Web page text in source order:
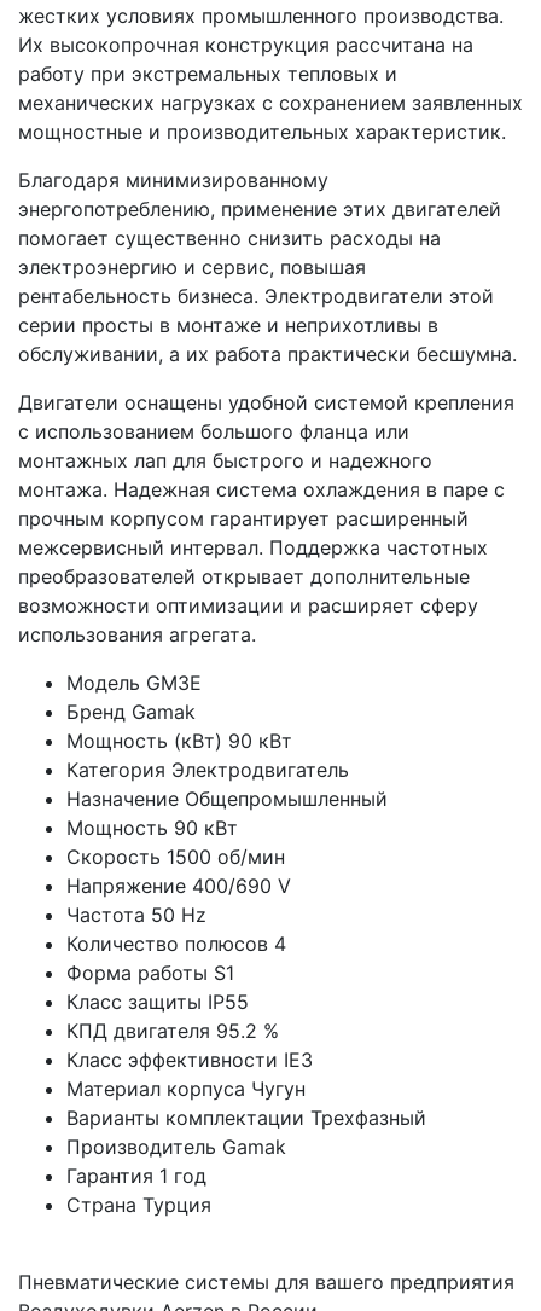
жестких условиях промышленного производства.
Их высокопрочная конструкция рассчитана на
работу при экстремальных тепловых и
механических нагрузках с сохранением заявленных
мощностные и производительных характеристик.
Благодаря минимизированному
энергопотреблению, применение этих двигателей
помогает существенно снизить расходы на
электроэнергию и сервис, повышая
рентабельность бизнеса. Электродвигатели этой
серии просты в монтаже и неприхотливы в
обслуживании, а их работа практически бесшумна.
Двигатели оснащены удобной системой крепления
с использованием большого фланца или
монтажных лап для быстрого и надежного
монтажа. Надежная система охлаждения в паре с
прочным корпусом гарантирует расширенный
межсервисный интервал. Поддержка частотных
преобразователей открывает дополнительные
возможности оптимизации и расширяет сферу
использования агрегата.
Модель GM3E
Бренд Gamak
Мощность (кВт) 90 кВт
Категория Электродвигатель
Назначение Общепромышленный
Мощность 90 кВт
Скорость 1500 об/мин
Напряжение 400/690 V
Частота 50 Hz
Количество полюсов 4
Форма работы S1
Класс защиты IP55
КПД двигателя 95.2 %
Класс эффективности IE3
Материал корпуса Чугун
Варианты комплектации Трехфазный
Производитель Gamak
Гарантия 1 год
Страна Турция
Пневматические системы для вашего предприятия